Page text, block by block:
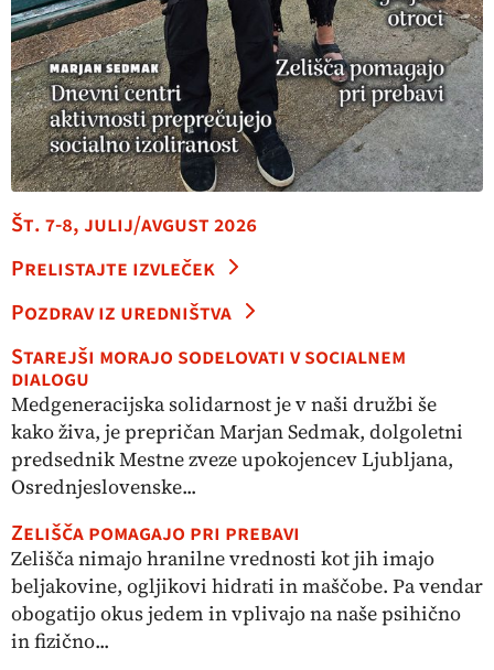
Št. 7-8, julij/avgust 2026
Prelistajte izvleček
Pozdrav iz uredništva
Starejši morajo sodelovati v socialnem
dialogu
Medgeneracijska solidarnost je v naši družbi še
kako živa, je prepričan Marjan Sedmak, dolgoletni
predsednik Mestne zveze upokojencev Ljubljana,
Osrednjeslovenske...
Zelišča pomagajo pri prebavi
Zelišča nimajo hranilne vrednosti kot jih imajo
beljakovine, ogljikovi hidrati in maščobe. Pa vendar
obogatijo okus jedem in vplivajo na naše psihično
in fizično...